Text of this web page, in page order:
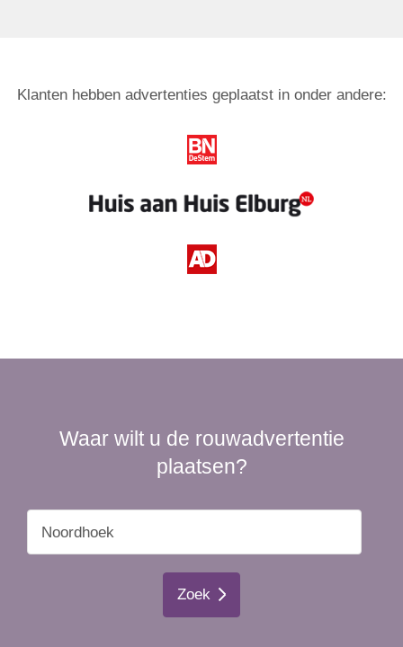
Klanten hebben advertenties geplaatst in onder andere:
Waar wilt u de rouwadvertentie
plaatsen?
Zoek